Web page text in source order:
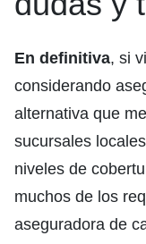
En definitiva, si
considerando
alternativa que
sucursales
niveles de
muchos de los
aseguradora de